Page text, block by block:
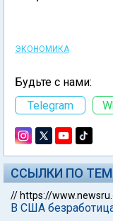
ЭКОНОМИКА
Будьте с нами:
Telegram
ССЫЛКИ ПО
// https://
В США